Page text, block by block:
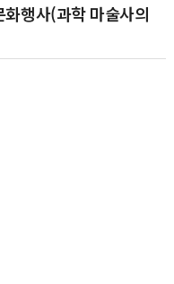
행사(과학 마술사의